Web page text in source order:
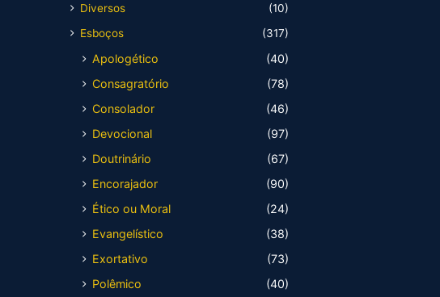
Diversos
(10)
Esboços
(317)
Apologético
(40)
Consagratório
(78)
Consolador
(46)
Devocional
(97)
Doutrinário
(67)
Encorajador
(90)
Ético ou Moral
(24)
Evangelístico
(38)
Exortativo
(73)
Polêmico
(40)